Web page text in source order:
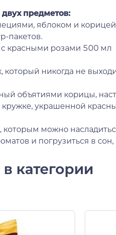
предметов:
яблоком и
пакетов.
красными розами 500 мл
никогда не
объятиями корицы,
украшенной
можно
и погрузиться в сон,
категории